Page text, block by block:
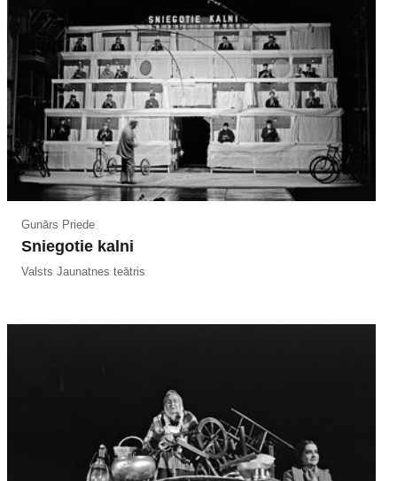
Gunārs Priede
Sniegotie kalni
Valsts Jaunatnes teātris